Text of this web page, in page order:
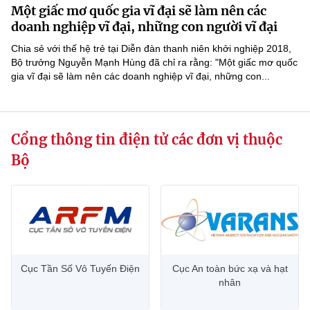
Sở Khoa học và Công nghệ
Chuyển đổi số
Bưu chính, Viễn thông
Năng lượng nguyên tử
Tin địa phương
Văn bản QPPL
Văn bản chỉ đạo điều hành
Lấy ý kiến người dân về dự thảo VBQPPL
MST IOFFICE
THỐNG KÊ
Khoa học và Công nghệ
Đổi mới sáng tạo
Chuyển đổi số
Sở hữu trí tuệ
Multimedia
Khác
Videos
Ảnh
Một giấc mơ quốc gia vĩ đại sẽ làm nên các
doanh nghiệp vĩ đại, những con người vĩ đại
Chia sẻ với thế hệ trẻ tại Diễn đàn thanh niên khởi nghiệp 2018,
Bộ trưởng Nguyễn Mạnh Hùng đã chỉ ra rằng: "Một giấc mơ quốc
gia vĩ đại sẽ làm nên các doanh nghiệp vĩ đại, những con...
Cổng thông tin điện tử các đơn vị thuộc
Bộ
Cục Tần Số Vô Tuyến Điện
Cục An toàn bức xạ và hạt
nhân